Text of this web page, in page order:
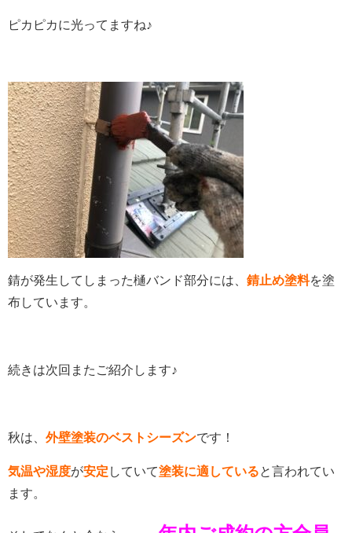
ピカピカに光ってますね♪
錆が発生してしまった樋バンド部分には、 錆止め塗料を塗
布しています。
続きは次回またご紹介します♪
秋は、 外壁塗装のベストシーズンです！
気温や湿度が安定 していて塗装に適していると言われてい
ます。